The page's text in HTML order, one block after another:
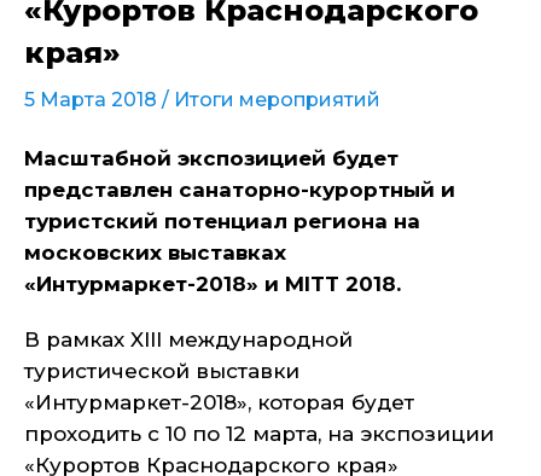
«Курортов Краснодарского
края»
5 Марта 2018 / Итоги мероприятий
Масштабной экспозицией будет
представлен санаторно-курортный и
туристский потенциал региона на
московских выставках
«Интурмаркет-2018» и MITT 2018.
В рамках XIII международной
туристической выставки
«Интурмаркет-2018», которая будет
проходить с 10 по 12 марта, на экспозиции
«Курортов Краснодарского края»